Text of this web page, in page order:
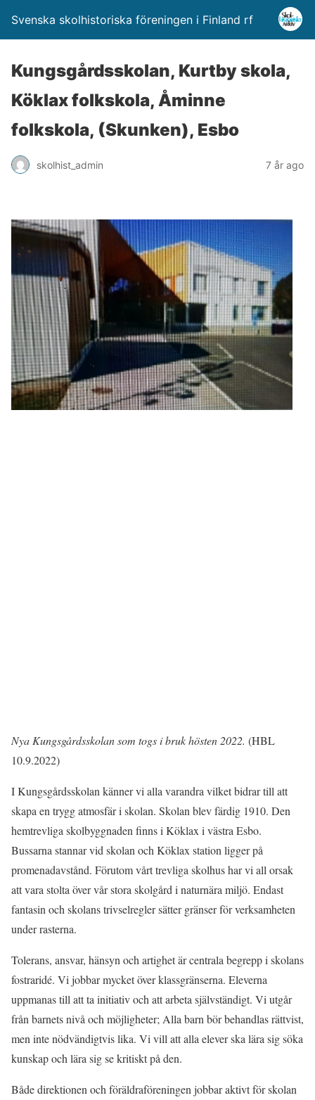
Svenska skolhistoriska föreningen i Finland rf
Kungsgårdsskolan, Kurtby skola,
Köklax folkskola, Åminne
folkskola, (Skunken), Esbo
skolhist_admin 7 år ago
Nya Kungsgårdsskolan som togs i bruk hösten 2022. (HBL
10.9.2022)
I Kungsgårdsskolan känner vi alla varandra vilket bidrar till att
skapa en trygg atmosfär i skolan. Skolan blev färdig 1910. Den
hemtrevliga skolbyggnaden finns i Köklax i västra Esbo.
Bussarna stannar vid skolan och Köklax station ligger på
promenadavstånd. Förutom vårt trevliga skolhus har vi all orsak
att vara stolta över vår stora skolgård i naturnära miljö. Endast
fantasin och skolans trivselregler sätter gränser för verksamheten
under rasterna.
Tolerans, ansvar, hänsyn och artighet är centrala begrepp i skolans
fostraridé. Vi jobbar mycket över klassgränserna. Eleverna
uppmanas till att ta initiativ och att arbeta självständigt. Vi utgår
från barnets nivå och möjligheter; Alla barn bör behandlas rättvist,
men inte nödvändigtvis lika. Vi vill att alla elever ska lära sig söka
kunskap och lära sig se kritiskt på den.
Både direktionen och föräldraföreningen jobbar aktivt för skolan